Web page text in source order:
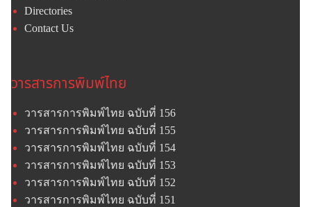
Directories
Contact Us
วารสารการพิมพ์ไทย
วารสารการพิมพ์ไทย ฉบับที่ 156
วารสารการพิมพ์ไทย ฉบับที่ 155
วารสารการพิมพ์ไทย ฉบับที่ 154
วารสารการพิมพ์ไทย ฉบับที่ 153
วารสารการพิมพ์ไทย ฉบับที่ 152
วารสารการพิมพ์ไทย ฉบับที่ 151